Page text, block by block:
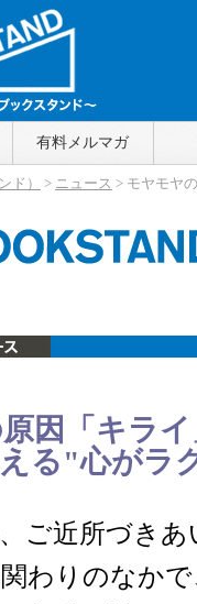
タンド）
話～
有料メルマガ
ド） > ニュース > モヤモヤ
原因「キラ
る"心がラ
ご近所づきあ
わりのなかで